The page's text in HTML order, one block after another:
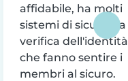
affidabile, ha molti
sistemi di sicurezza
verifica dell'identità
che fanno sentire i
membri al sicuro.